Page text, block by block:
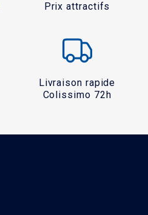
Prix attractifs
Livraison rapide
Colissimo 72h